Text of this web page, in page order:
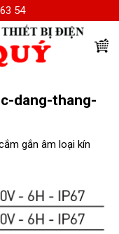
54
dang-thang-
gắn âm loại kín